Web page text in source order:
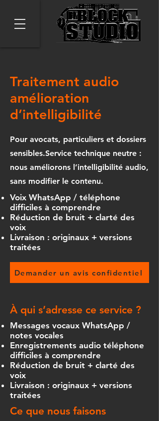
Traitement audio
amélioration
d’intelligibilité
Pour avocats, particuliers et dossiers
sensibles.Service technique neutre :
nous améliorons l’intelligibilité audio,
sans modifier le contenu.
Voix WhatsApp / téléphone
difficiles à comprendre
Réduction de bruit + clarté des
voix
Livraison : originaux + versions
traitées
Demander un avis confidentiel
À qui s’adresse ce service ?
Messages vocaux WhatsApp /
notes vocales
Enregistrements audio téléphone
difficiles à comprendre
Réduction de bruit + clarté des
voix
Livraison : originaux + versions
traitées
Ce que nous faisons